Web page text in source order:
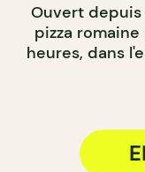
Ouvert depuis
pizza
heures, dans